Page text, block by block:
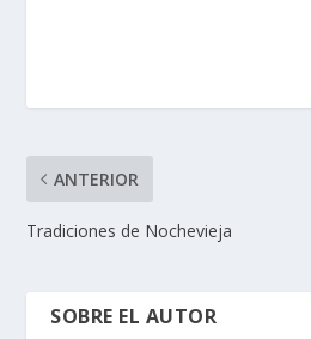
ANTERIOR
Tradiciones de Nochevieja
SOBRE EL AUTOR